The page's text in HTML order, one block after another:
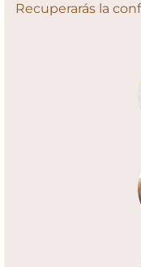
Recuperarás la